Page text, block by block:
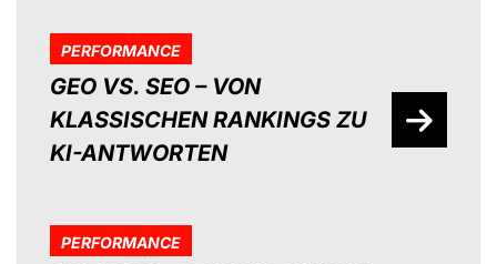
PERFORMANCE
GEO VS. SEO – VON
KLASSISCHEN RANKINGS ZU
KI-ANTWORTEN
PERFORMANCE